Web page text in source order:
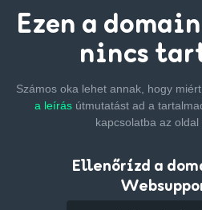
Ezen a
nincs
Számos oka lehet annak, hogy
a leírás útmutatást ad a
kapcsolatba az oldal
Ellenőrízd a